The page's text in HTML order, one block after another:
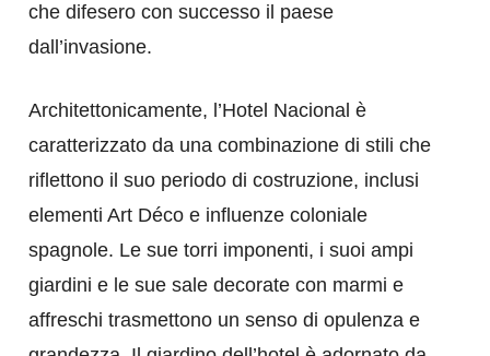
che difesero con successo il paese
dall’invasione.
Architettonicamente, l’Hotel Nacional è
caratterizzato da una combinazione di stili che
riflettono il suo periodo di costruzione, inclusi
elementi Art Déco e influenze coloniale
spagnole. Le sue torri imponenti, i suoi ampi
giardini e le sue sale decorate con marmi e
affreschi trasmettono un senso di opulenza e